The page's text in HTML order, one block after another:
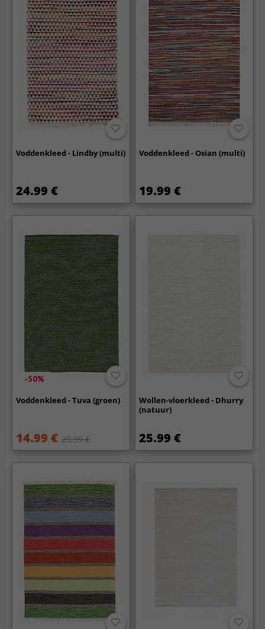
Voddenkleed - Lindby (multi)
24.99 €
Voddenkleed - Osian (multi)
19.99 €
-50%
Voddenkleed - Tuva (groen)
14.99 € 29.99 €
Wollen-vloerkleed - Dhurry
(natuur)
25.99 €